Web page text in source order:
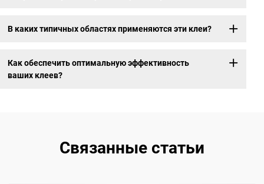
В каких типичных областях применяются эти клеи?
Как обеспечить оптимальную эффективность
ваших клеев?
Связанные статьи